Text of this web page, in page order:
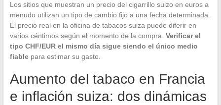
Los sitios que muestran un precio del cigarrillo suizo en euros a
menudo utilizan un tipo de cambio fijo a una fecha determinada.
El precio real en la oficina de tabacos suiza puede diferir en
varios céntimos según el momento de la compra. Verificar el
tipo CHF/EUR el mismo día sigue siendo el único medio
fiablepara estimar su gasto.
Aumento del tabaco en Francia
e inflación suiza: dos dinámicas